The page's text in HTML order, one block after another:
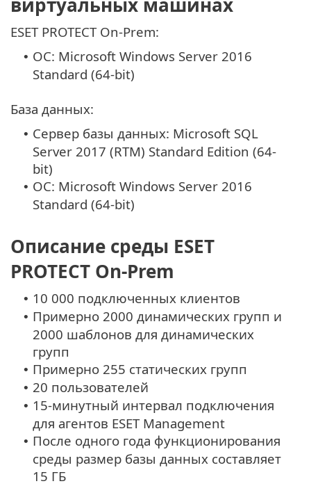
ESET PROTECT On-Prem:
• OC: Microsoft Windows Server 2016
Standard (64-bit)
База данных:
• Сервер базы данных: Microsoft SQL
Server 2017 (RTM) Standard Edition (64-
bit)
• OC: Microsoft Windows Server 2016
Standard (64-bit)
Описание среды ESET
PROTECT On-Prem
• 10 000 подключенных клиентов
• Примерно 2000 динамических групп и
2000 шаблонов для динамических
групп
• Примерно 255 статических групп
• 20 пользователей
• 15-минутный интервал подключения
для агентов ESET Management
• После одного года функционирования
среды размер базы данных составляет
15 ГБ